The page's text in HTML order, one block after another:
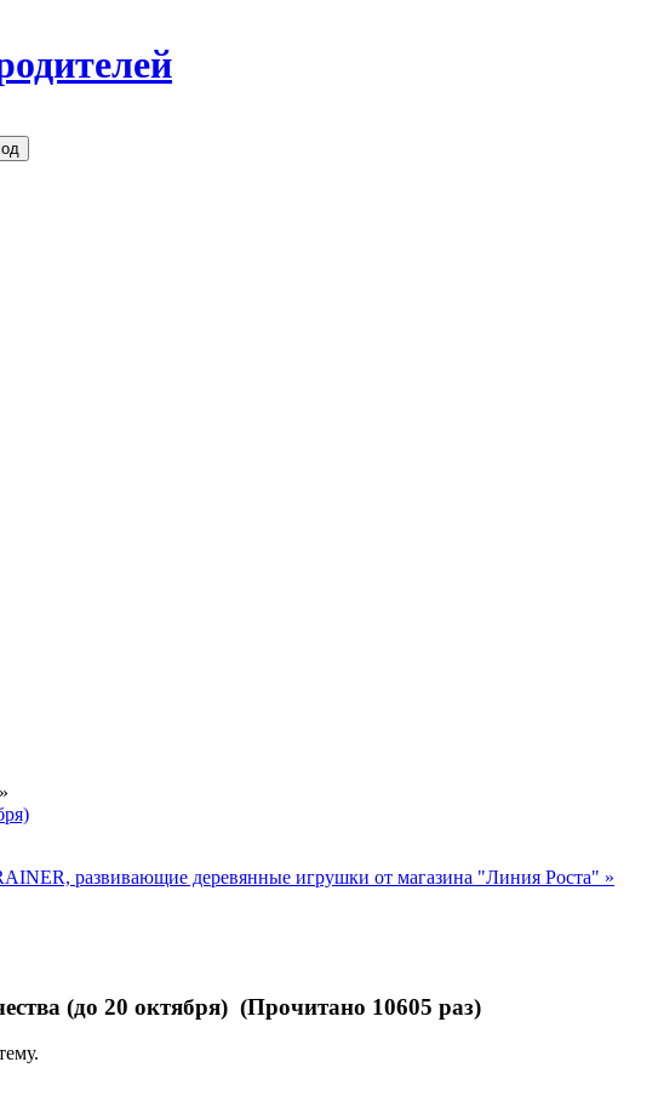
развивающие деревянные игрушки от магазина "Линия Роста" »
(до 20 октября) (Прочитано 10605 раз)